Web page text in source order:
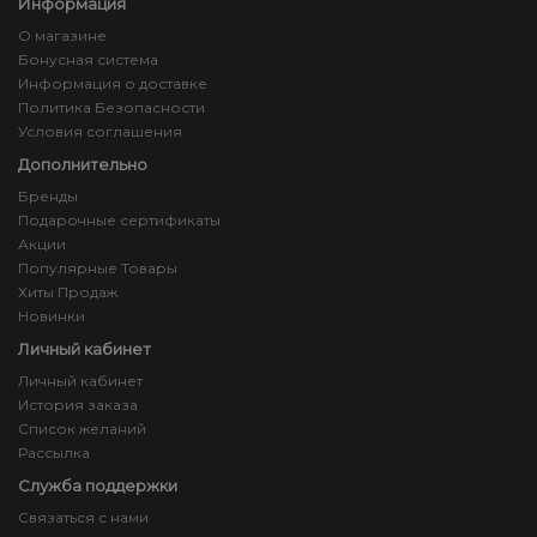
О магазине
Бонусная система
Информация о доставке
Политика Безопасности
Условия соглашения
Дополнительно
Бренды
Подарочные сертификаты
Акции
Популярные Товары
Хиты Продаж
Новинки
Личный кабинет
Личный кабинет
История заказа
Список желаний
Рассылка
Служба поддержки
Связаться с нами